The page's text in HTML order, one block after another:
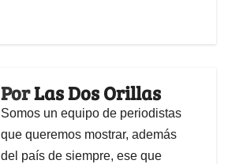
PorLas Dos Orillas
Somos un equipo de periodistas
que queremos mostrar, además
del país de siempre, ese que